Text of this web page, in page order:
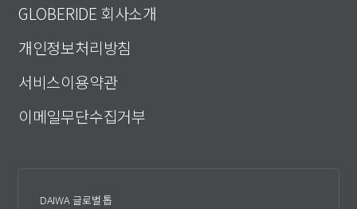
GLOBERIDE 회사소개
개인정보처리방침
서비스이용약관
이메일무단수집거부
DAIWA 글로벌 톱